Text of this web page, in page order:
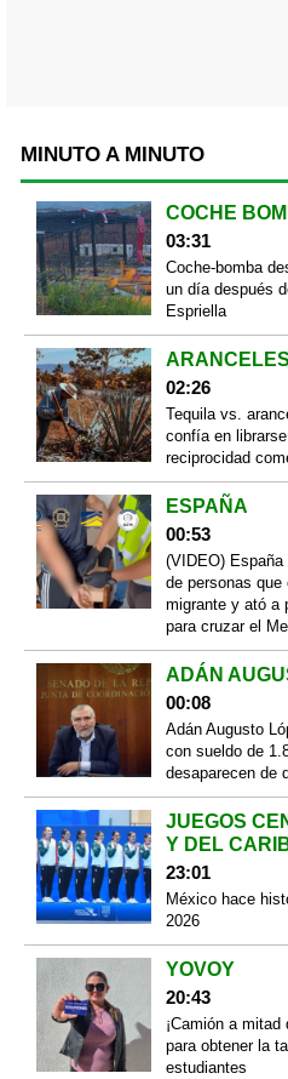
MINUTO A MINUTO
COCHE
03:31
Coche-bomba
un día después
Espriella
ARANCELES
02:26
Tequila vs.
confía en
reciprocidad
ESPAÑA
00:53
(VIDEO)
de personas que
migrante y ató a
para cruzar el
ADÁN
00:08
Adán Augusto
con sueldo de
desaparecen de
JUEGOS
Y DEL
23:01
México hace
2026
YOVOY
20:43
¡Camión a
para obtener la
estudiantes